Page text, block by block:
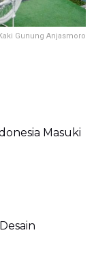
Gunung Anjasmoro
Masuki